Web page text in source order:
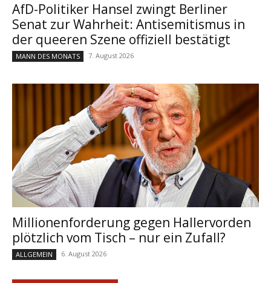
AfD-Politiker Hansel zwingt Berliner
Senat zur Wahrheit: Antisemitismus in
der queeren Szene offiziell bestätigt
MANN DES MONATS 7. August 2026
Millionenforderung gegen Hallervorden
plötzlich vom Tisch – nur ein Zufall?
ALLGEMEIN 6. August 2026